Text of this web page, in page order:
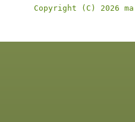
Copyright (C) 2026